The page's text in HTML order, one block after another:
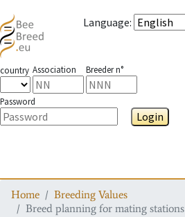
Language:
country Association Breeder n°
Password
Login
Home
Breeding Values
Breed planning for mating stations